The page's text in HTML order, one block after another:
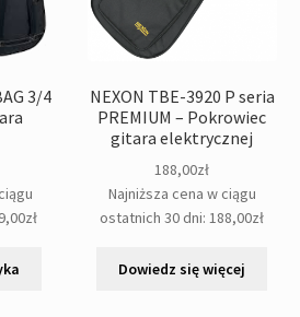
3/4
zł
NEXON TBE-3920 P seria
PREMIUM – Pokrowiec
gitara elektrycznej
188,00zł
Najniższa cena w ciągu
ostatnich 30 dni:188,00zł
Dowiedz się więcej